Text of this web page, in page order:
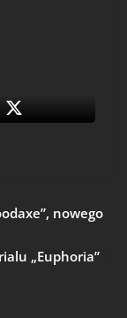
nowego
„Euphoria”